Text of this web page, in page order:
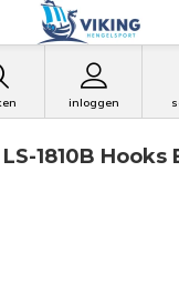
inloggen
1810B Hooks